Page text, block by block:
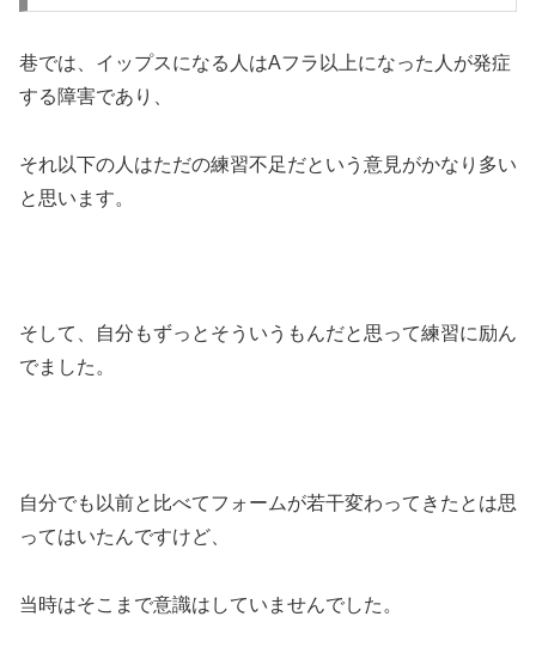
巷では、イップスになる人はAフラ以上になった人が発症
する障害であり、
それ以下の人はただの練習不足だという意見がかなり多い
と思います。
そして、自分もずっとそういうもんだと思って練習に励ん
でました。
自分でも以前と比べてフォームが若干変わってきたとは思
ってはいたんですけど、
当時はそこまで意識はしていませんでした。